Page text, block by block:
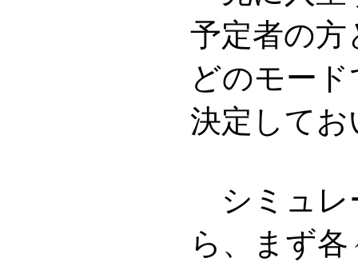
予定者の
どのモー
決定して
シミュレ
ら、まず